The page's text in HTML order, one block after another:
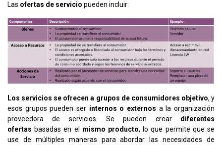
Las ofertas de servicio pueden incluir:
Los servicios se ofrecen a grupos de consumidores objetivo, y
esos grupos pueden ser internos o externos a la organización
proveedora de servicios. Se pueden crear diferentes
ofertas basadas en el mismo producto, lo que permite que se
use de múltiples maneras para abordar las necesidades de